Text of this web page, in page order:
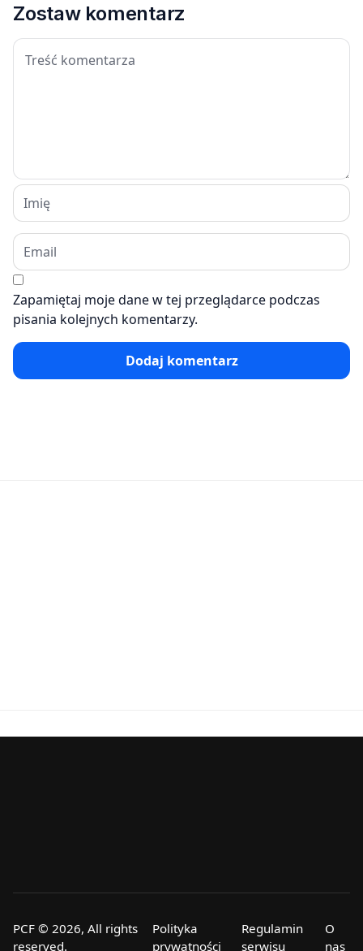
Zostaw komentarz
Zapamiętaj moje dane w tej przeglądarce podczas
pisania kolejnych komentarzy.
Dodaj komentarz
PCF © 2026, All rights
reserved.
Polityka
prywatności
Regulamin
serwisu
O
nas